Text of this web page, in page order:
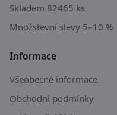
Skladem 82465 ks
Množstevní slevy 5–10 %
Informace
Všeobecné informace
Obchodní podmínky